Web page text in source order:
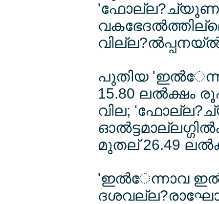
പുതിയ
15.80 ലല്‍ക്ഷം
വില;
മുതല് 26.49
'ഇല്‍േന്നാവ